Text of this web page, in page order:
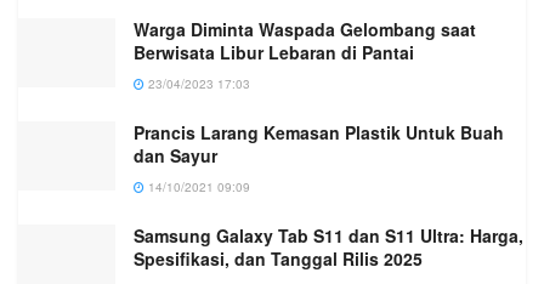
Warga Diminta Waspada Gelombang saat
Berwisata Libur Lebaran di Pantai
23/04/2023 17:03
Prancis Larang Kemasan Plastik Untuk Buah
dan Sayur
14/10/2021 09:09
Samsung Galaxy Tab S11 dan S11 Ultra: Harga,
Spesifikasi, dan Tanggal Rilis 2025